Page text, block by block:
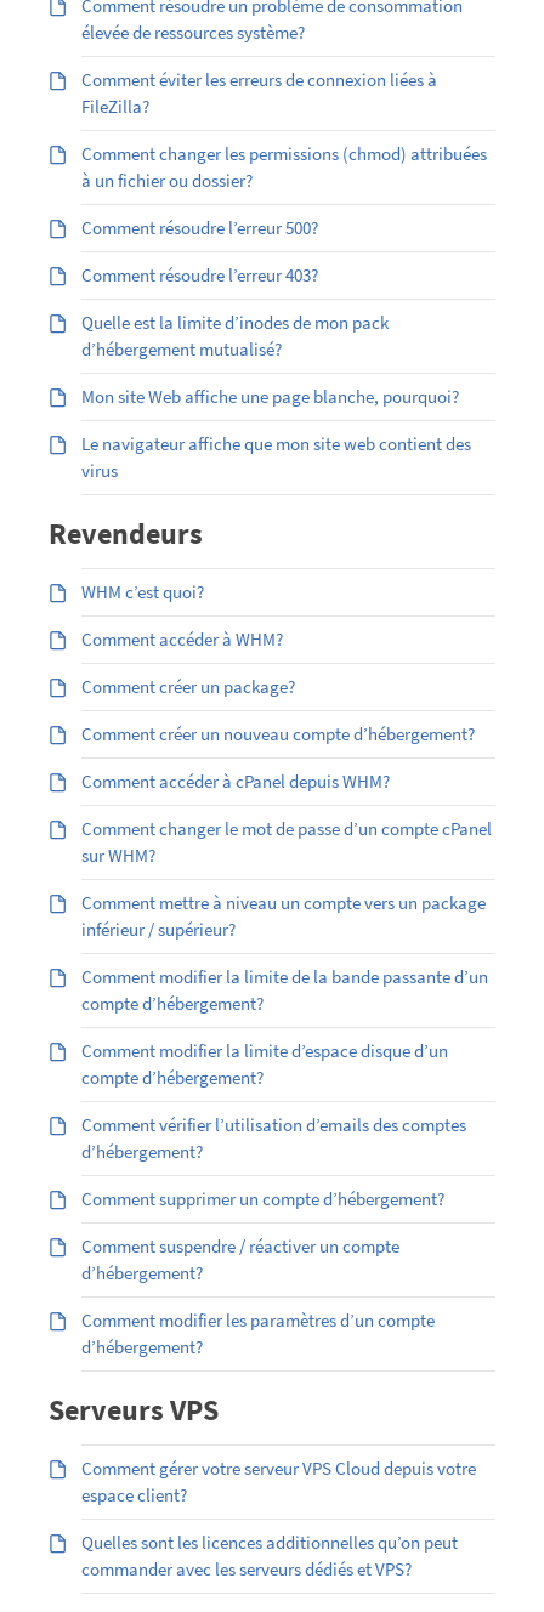
Comment résoudre un problème de consommation
élevée de ressources système?
Comment éviter les erreurs de connexion liées à
FileZilla?
Comment changer les permissions (chmod) attribuées
à un fichier ou dossier?
Comment résoudre l’erreur 500?
Comment résoudre l’erreur 403?
Quelle est la limite d’inodes de mon pack
d’hébergement mutualisé?
Mon site Web affiche une page blanche, pourquoi?
Le navigateur affiche que mon site web contient des
virus
Revendeurs
WHM c’est quoi?
Comment accéder à WHM?
Comment créer un package?
Comment créer un nouveau compte d’hébergement?
Comment accéder à cPanel depuis WHM?
Comment changer le mot de passe d’un compte cPanel
sur WHM?
Comment mettre à niveau un compte vers un package
inférieur / supérieur?
Comment modifier la limite de la bande passante d’un
compte d’hébergement?
Comment modifier la limite d’espace disque d’un
compte d’hébergement?
Comment vérifier l’utilisation d’emails des comptes
d’hébergement?
Comment supprimer un compte d’hébergement?
Comment suspendre / réactiver un compte
d’hébergement?
Comment modifier les paramètres d’un compte
d’hébergement?
Serveurs VPS
Comment gérer votre serveur VPS Cloud depuis votre
espace client?
Quelles sont les licences additionnelles qu’on peut
commander avec les serveurs dédiés et VPS?